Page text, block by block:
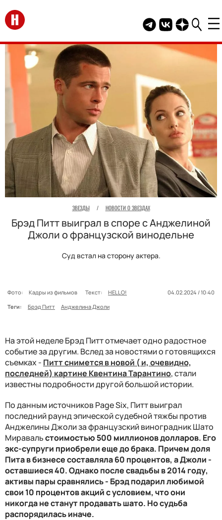
Перейти на главную
Telegram канал
Группа HELLO
Канал
ЗВЕЗДЫ / НОВОСТИ О ЗВЕЗДАХ
Брэд Питт выиграл в споре с Анджелиной
Джоли о французской винодельне
Суд встал на сторону актера.
Фото: Кадры из фильмов Текст: HELLO!
04.02.2024 / 10:40
Теги:
Брэд Питт Анджелина Джоли
На этой неделе Брэд Питт отмечает одно радостное
событие за другим. Вслед за новостями о готовящихся
съемках - Питт снимется в новой ( и, очевидно,
последней) картине Квентина Тарантино, стали
известны подробности другой большой истории.
По данным источников Page Six, Питт выиграл
последний раунд эпической судебной тяжбы против
Анджелины Джоли за французский виноградник Шато
Миравальстоимостью 500 миллионов долларов. Его
экс-супруги приобрели еще до брака. Причем доля
Пита в бизнесе составляла 60 процентов, а Джоли -
оставшиеся 40. Однако после свадьбы в 2014 году,
активы пары сравнялись - Брэд подарил любимой
свои 10 процентов акций с условием, что они
никогда не станут продавать шато. Но судьба
распорядилась иначе.